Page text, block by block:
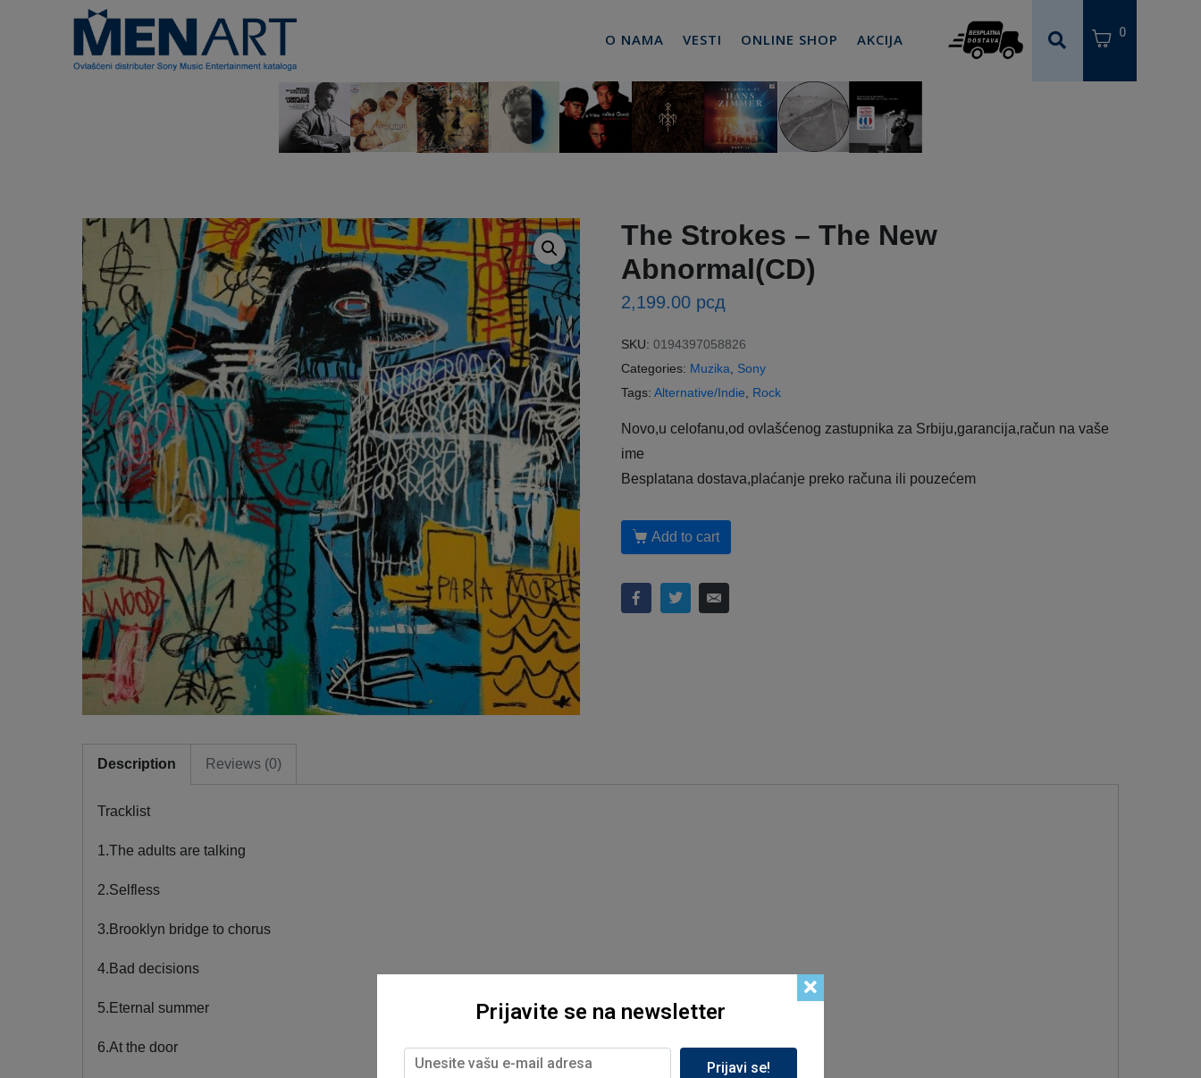
O NAMA VESTI ONLINE SHOP AKCIJA 0
The Strokes – The New
Abnormal(CD)
2,199.00 рсд
SKU: 0194397058826
Categories: Muzika
Sony
Tags: Alternative/Indie Rock
Novo,u celofanu,od ovlašćenog zastupnika za Srbiju,garancija,račun na vaše
ime
Besplatana dostava,plaćanje preko računa ili pouzećem
Add to cart
Description Reviews (0)
Tracklist
1.The adults are talking
2.Selfless
3.Brooklyn bridge to chorus
4.Bad decisions
5.Eternal summer
6.At the door
Prijavite se na newsletter
Prijavi se!